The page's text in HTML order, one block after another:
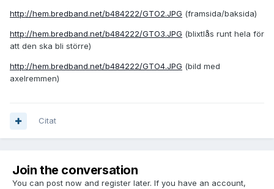
http://hem.bredband.net/b484222/GTO2.JPG (framsida/baksida)
http://hem.bredband.net/b484222/GTO3.JPG (blixtlås runt hela för
att den ska bli större)
http://hem.bredband.net/b484222/GTO4.JPG (bild med
axelremmen)
Citat
Join the conversation
You can post now and register later. If you have an account,